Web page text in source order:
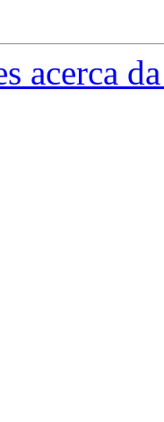
acerca